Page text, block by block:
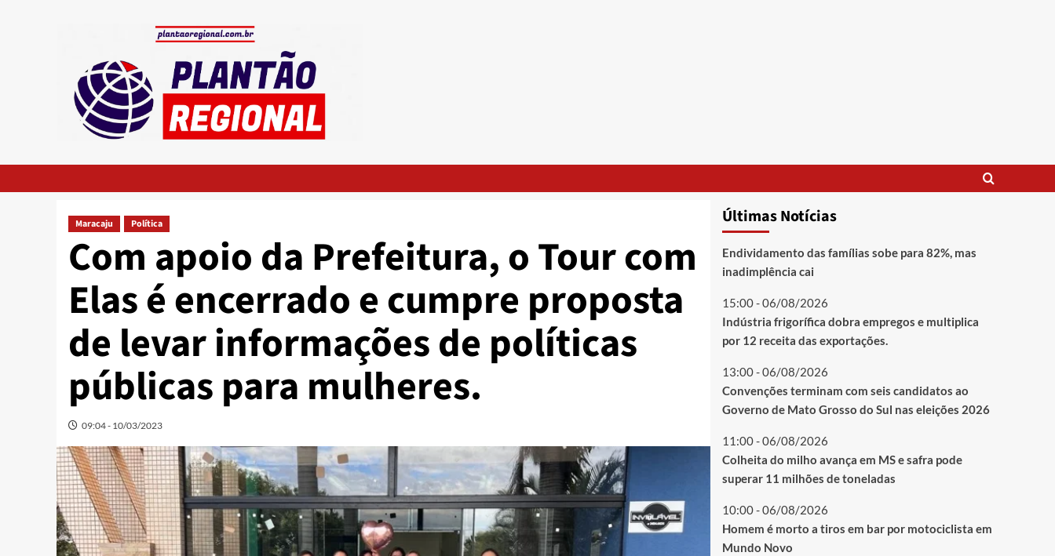
Maracaju Política
Com apoio da Prefeitura, o Tour com
Elas é encerrado e cumpre proposta
de levar informações de políticas
públicas para mulheres.
09:04 - 10/03/2023
Últimas Notícias
Endividamento das famílias sobe para 82%, mas
inadimplência cai
15:00 - 06/08/2026
Indústria frigorífica dobra empregos e multiplica
por 12 receita das exportações.
13:00 - 06/08/2026
Convenções terminam com seis candidatos ao
Governo de Mato Grosso do Sul nas eleições 2026
11:00 - 06/08/2026
Colheita do milho avança em MS e safra pode
superar 11 milhões de toneladas
10:00 - 06/08/2026
Homem é morto a tiros em bar por motociclista em
Mundo Novo